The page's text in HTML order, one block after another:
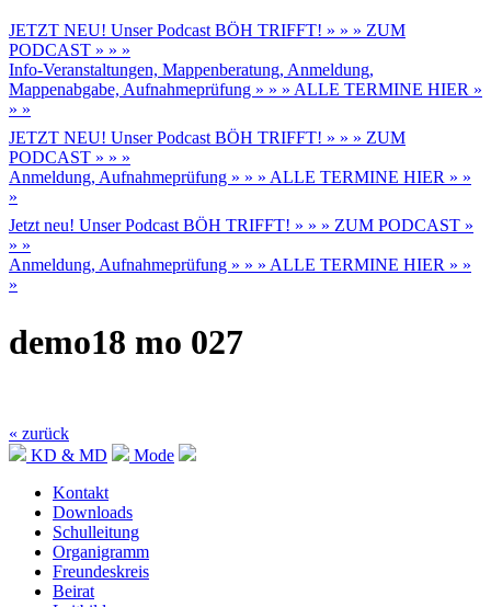
JETZT NEU! Unser Podcast BÖH TRIFFT! » » » ZUM
PODCAST » » »
Info-Veranstaltungen, Mappenberatung, Anmeldung,
Mappenabgabe, Aufnahmeprüfung » » » ALLE TERMINE HIER »
» »
JETZT NEU! Unser Podcast BÖH TRIFFT! » » » ZUM
PODCAST » » »
Anmeldung, Aufnahmeprüfung » » » ALLE TERMINE HIER » »
»
Jetzt neu! Unser Podcast BÖH TRIFFT! » » » ZUM PODCAST »
» »
Anmeldung, Aufnahmeprüfung » » » ALLE TERMINE HIER » »
»
demo18 mo 027
« zurück
KD & MD
Mode
Kontakt
Downloads
Schulleitung
Organigramm
Freundeskreis
Beirat